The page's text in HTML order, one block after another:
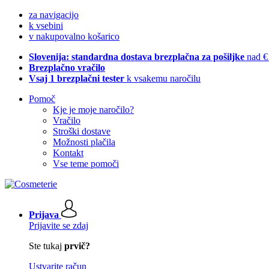
za navigacijo
k vsebini
v nakupovalno košarico
Slovenija: standardna dostava brezplačna za pošiljke nad
Brezplačno vračilo
Vsaj 1 brezplačni tester k vsakemu naročilu
Pomoč
Kje je moje naročilo?
Vračilo
Stroški dostave
Možnosti plačila
Kontakt
Vse teme pomoči
Prijava
Prijavite se zdaj
Ste tukaj prvič?
Ustvarite račun